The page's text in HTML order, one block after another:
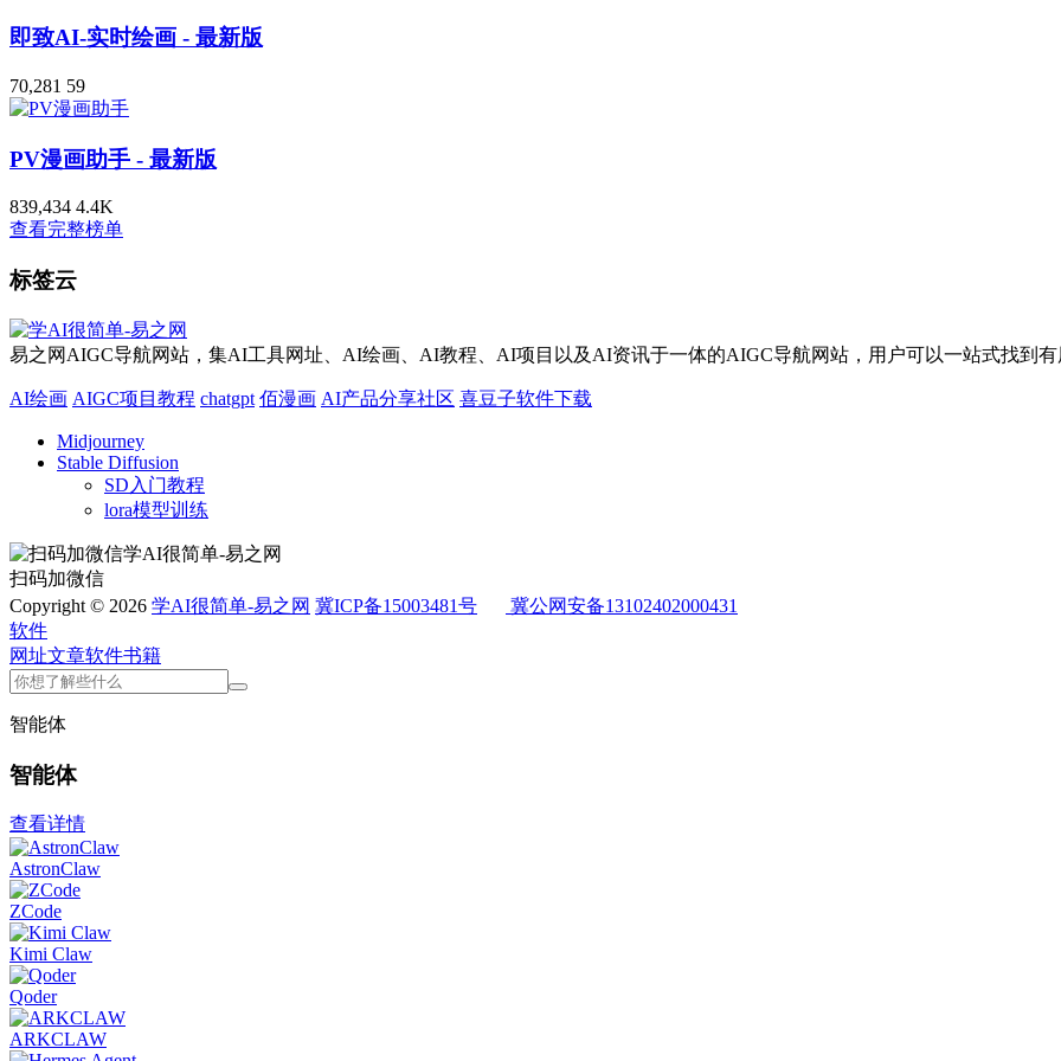
即致AI-实时绘画 - 最新版
70,281 59
PV漫画助手 - 最新版
839,434 4.4K
查看完整榜单
标签云
易之网AIGC导航网站，集AI工具网址、AI绘画、AI教程、AI项目以及AI资讯于一体的AIGC导航网站，用户可以一站式找到有
AI绘画 AIGC项目教程 chatgpt 佰漫画 AI产品分享社区 喜豆子软件下载
Midjourney
Stable Diffusion
SD入门教程
lora模型训练
扫码加微信
Copyright © 2026 学AI很简单-易之网 冀ICP备15003481号
冀公网安备13102402000431
软件
网址文章软件书籍
智能体
智能体
查看详情
AstronClaw
ZCode
Kimi Claw
Qoder
ARKCLAW